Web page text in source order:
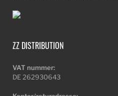
ZZ DISTRIBUTION
VAT nummer:
DE 262930643